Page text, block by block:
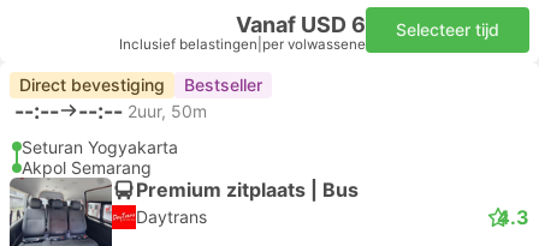
Vanaf USD 6
Inclusief belastingen per volwassene
Selecteer tijd
Direct bevestiging Bestseller
--:-- --:-- 2uur, 50m
Seturan Yogyakarta
Akpol Semarang
Premium zitplaats | Bus
Daytrans 4.3